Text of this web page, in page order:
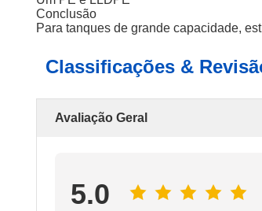
Conclusão
Para tanques de grande capacidade,
Classificações &
Avaliação Geral
5.0